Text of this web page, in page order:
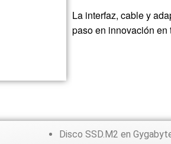
La interfaz, cable y
paso en innovación
Disco SSD.M2 en